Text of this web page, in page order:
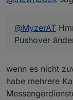
@MyzerAT
Pushover
wenn es nicht
habe mehrere